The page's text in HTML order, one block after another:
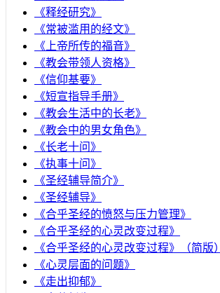
《释经研究》
《常被滥用的经文》
《上帝所传的福音》
《教会带领人资格》
《信仰基要》
《短宣指导手册》
《教会生活中的长老》
《教会中的男女角色》
《长老十问》
《执事十问》
《圣经辅导简介》
《圣经辅导》
​《合乎圣经的愤怒与压力管理》
《合乎圣经的心灵改变过程》
《合乎圣经的心灵改变过程》（简版）
《心灵层面的问题》
《走出抑郁》